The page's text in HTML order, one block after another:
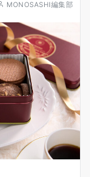
MONOSASHI編集部